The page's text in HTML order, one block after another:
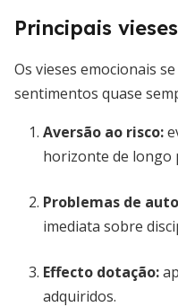
Principais
Os vieses emocionais
sentimentos quase
Aversão ao risco:
horizonte de longo
Problemas de
imediata sobre
Effecto dotação:
adquiridos.